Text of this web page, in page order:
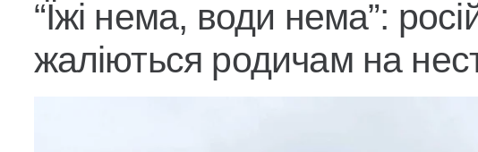
“Їжі нема, води нема”:
жаліються родичам на